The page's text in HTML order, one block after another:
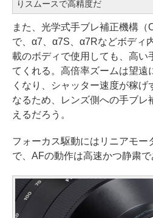
りスムースで高精度だ
また、光学式手ブレ補正機構
で、α7、α7S、α7Rなどボディ
載のボディで使用しても、高い
てくれる。高倍率ズームは望遠
くなり、シャッター速度が稼げ
なるため、レンズ側への手ブレ
えるだろう。
フォーカス駆動にはリニアモー
で、AFの動作は高速かつ静粛で